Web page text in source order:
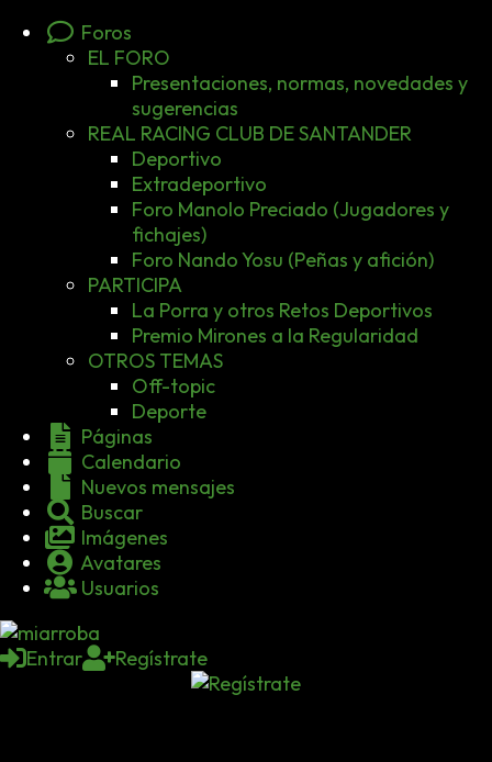
Foros
EL FORO
Presentaciones, normas, novedades y
sugerencias
REAL RACING CLUB DE SANTANDER
Deportivo
Extradeportivo
Foro Manolo Preciado (Jugadores y
fichajes)
Foro Nando Yosu (Peñas y afición)
PARTICIPA
La Porra y otros Retos Deportivos
Premio Mirones a la Regularidad
OTROS TEMAS
Off-topic
Deporte
Páginas
Calendario
Nuevos mensajes
Buscar
Imágenes
Avatares
Usuarios
Entrar Regístrate